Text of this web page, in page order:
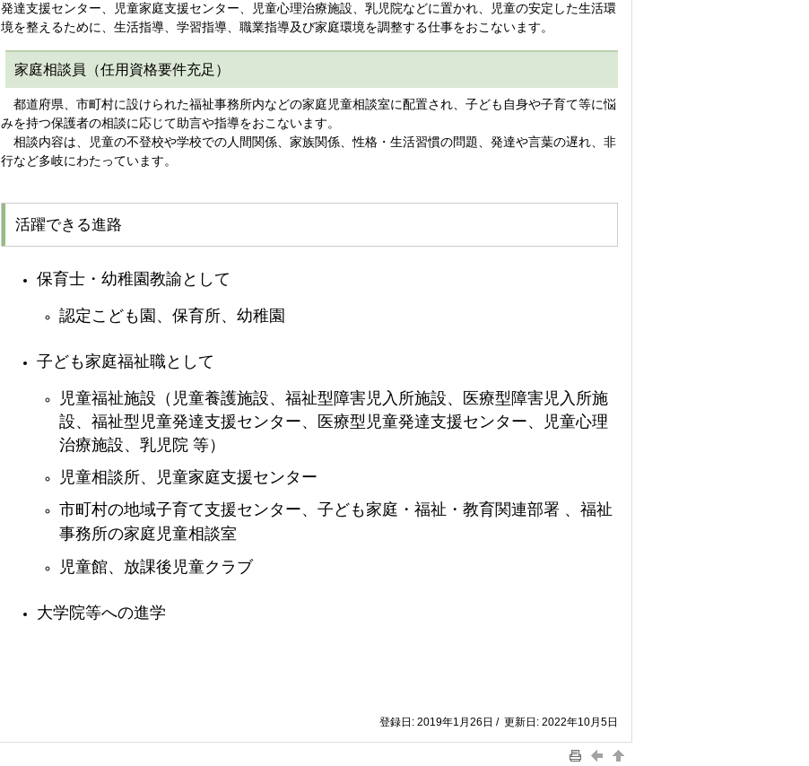
発達支援センター、児童家庭支援センター、児童心理治療施設、乳児院などに置かれ、児童の安定した生活環
境を整えるために、生活指導、学習指導、職業指導及び家庭環境を調整する仕事をおこないます。
家庭相談員（任用資格要件充足）
都道府県、市町村に設けられた福祉事務所内などの家庭児童相談室に配置され、子ども自身や子育て等に悩
みを持つ保護者の相談に応じて助言や指導をおこないます。
相談内容は、児童の不登校や学校での人間関係、家族関係、性格・生活習慣の問題、発達や言葉の遅れ、非
行など多岐にわたっています。
活躍できる進路
保育士・幼稚園教諭として
認定こども園、保育所、幼稚園
子ども家庭福祉職として
児童福祉施設（児童養護施設、福祉型障害児入所施設、医療型障害児入所施
設、福祉型児童発達支援センター、医療型児童発達支援センター、児童心理
治療施設、乳児院 等）
児童相談所、児童家庭支援センター
市町村の地域子育て支援センター、子ども家庭・福祉・教育関連部署 、福祉
事務所の家庭児童相談室
児童館、放課後児童クラブ
大学院等への進学
登録日: 2019年1月26日 / 更新日: 2022年10月5日